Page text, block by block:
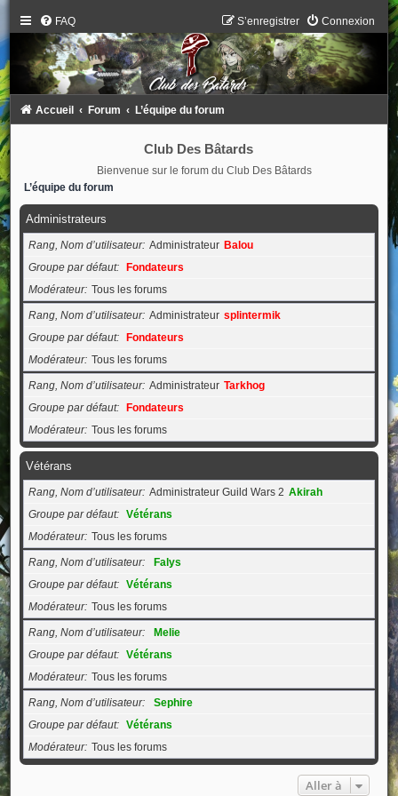
FAQ Connexion
S’enregistrer
Accueil Forum L’équipe du forum
Club Des Bâtards
Bienvenue sur le forum du Club Des Bâtards
L’équipe du forum
Administrateurs
Rang, Nom d’utilisateur Administrateur Balou
Groupe par défaut
Fondateurs
Modérateur Tous les forums
Rang, Nom d’utilisateur Administrateur splintermik
Groupe par défaut
Fondateurs
Modérateur Tous les forums
Rang, Nom d’utilisateur Administrateur Tarkhog
Groupe par défaut
Fondateurs
Modérateur Tous les forums
Vétérans
Rang, Nom d’utilisateur Administrateur Guild Wars 2 Akirah
Groupe par défaut
Vétérans
Modérateur Tous les forums
Rang, Nom d’utilisateur
Falys
Groupe par défaut
Vétérans
Modérateur Tous les forums
Rang, Nom d’utilisateur
Melie
Groupe par défaut
Vétérans
Modérateur Tous les forums
Rang, Nom d’utilisateur
Sephire
Groupe par défaut
Vétérans
Modérateur Tous les forums
Aller à